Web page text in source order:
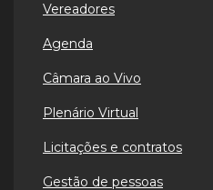
Vereadores
Agenda
Câmara ao Vivo
Plenário Virtual
Licitações e contratos
Gestão de pessoas